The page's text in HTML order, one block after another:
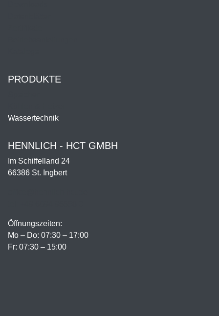
PRODUKTE
Wassertechnik
HENNLICH - HCT GMBH
Im Schiffelland 24
66386 St. Ingbert
Öffnungszeiten:
Mo – Do: 07:30 – 17:00
Fr: 07:30 – 15:00